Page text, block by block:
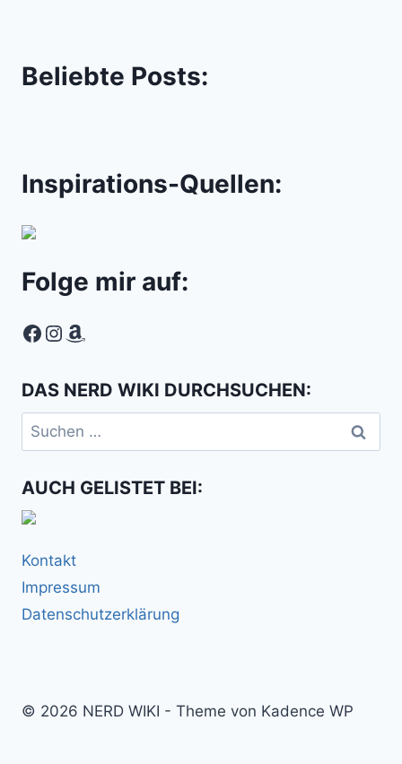
Beliebte Posts:
Inspirations-Quellen:
Folge mir auf:
Facebook
Instagram
Amazon
DAS NERD WIKI DURCHSUCHEN:
Suchen
nach:
AUCH GELISTET BEI:
Kontakt
Impressum
Datenschutzerklärung
© 2026 NERD WIKI - Theme von Kadence WP